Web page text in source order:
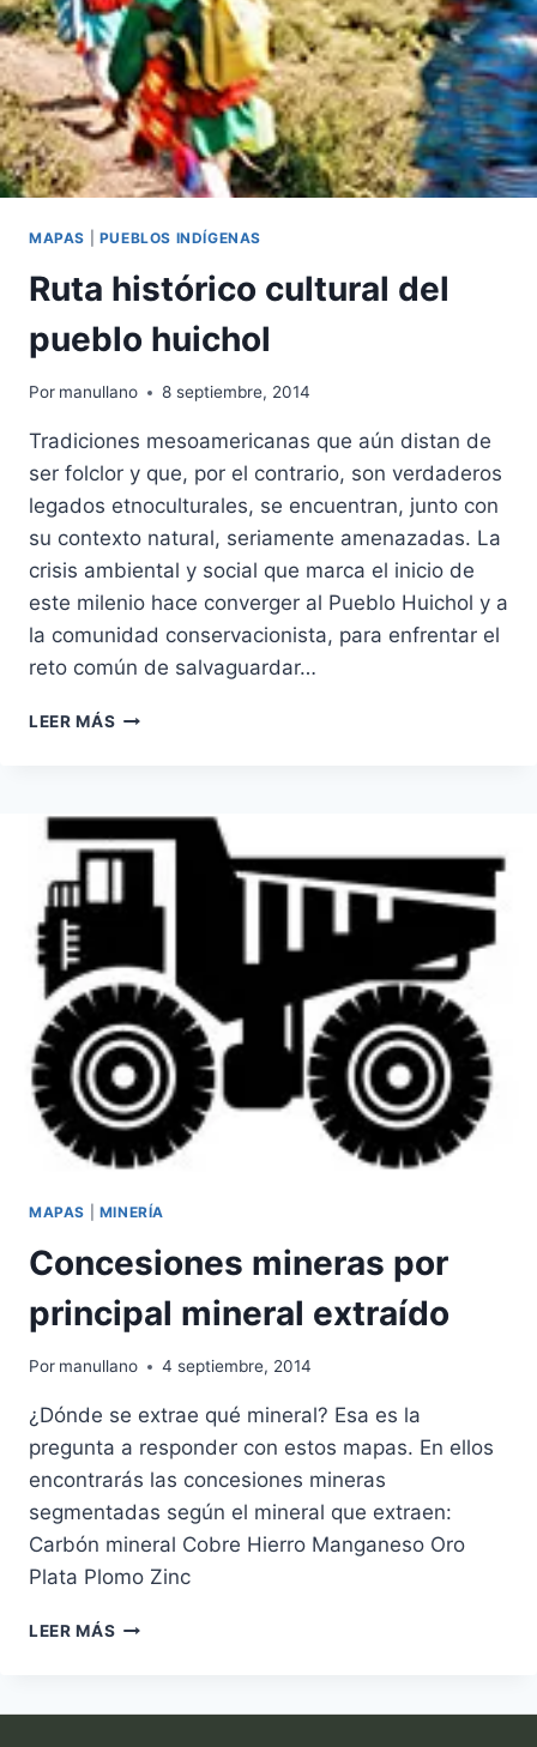
MAPAS PUEBLOS INDÍGENAS
Ruta histórico cultural del
pueblo huichol
Por manullano 8 septiembre, 2014
Tradiciones mesoamericanas que aún distan de
ser folclor y que, por el contrario, son verdaderos
legados etnoculturales, se encuentran, junto con
su contexto natural, seriamente amenazadas. La
crisis ambiental y social que marca el inicio de
este milenio hace converger al Pueblo Huichol y a
la comunidad conservacionista, para enfrentar el
reto común de salvaguardar…
LEER MÁS RUTA
PUEBLO
HUICHOL
MAPAS MINERÍA
Concesiones mineras por
principal mineral extraído
Por manullano 4 septiembre, 2014
¿Dónde se extrae qué mineral? Esa es la
pregunta a responder con estos mapas. En ellos
encontrarás las concesiones mineras
segmentadas según el mineral que extraen:
Carbón mineral Cobre Hierro Manganeso Oro
Plata Plomo Zinc
LEER MÁS CONCESIONES